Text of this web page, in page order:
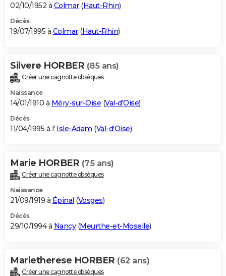
02/10/1952 à Colmar(Haut-Rhin)
Décès
19/07/1995 à Colmar(Haut-Rhin)
Silvere HORBER (85 ans)
Créer une cagnotte obsèques
Naissance
14/01/1910 à Méry-sur-Oise (Val-d'Oise)
Décès
11/04/1995 à l' Isle-Adam (Val-d'Oise)
Marie HORBER (75 ans)
Créer une cagnotte obsèques
Naissance
21/09/1919 à Épinal (Vosges)
Décès
29/10/1994 à Nancy(Meurthe-et-Moselle)
Marietherese HORBER (62 ans)
Créer une cagnotte obsèques